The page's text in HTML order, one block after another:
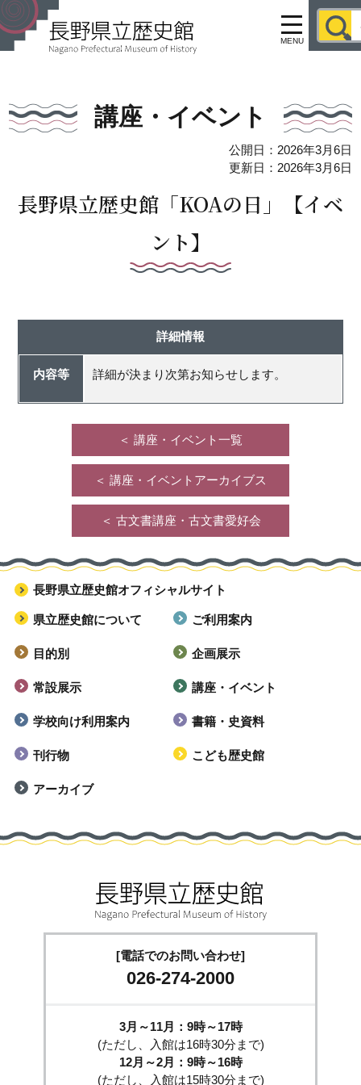
MENU
講座・イベント
公開日：2026年3月6日
更新日：2026年3月6日
長野県立歴史館「KOAの日」【イベ
ント】
詳細情報
内容等 詳細が決まり次第お知らせします。
＜ 講座・イベント一覧
＜ 講座・イベントアーカイブス
＜ 古文書講座・古文書愛好会
長野県立歴史館オフィシャルサイト
県立歴史館について ご利用案内
目的別 企画展示
常設展示 講座・イベント
学校向け利用案内 書籍・史資料
刊行物 こども歴史館
アーカイブ
[電話でのお問い合わせ]
026-274-2000
3月～11月：9時～17時
(ただし、入館は16時30分まで)
12月～2月：9時～16時
(ただし、入館は15時30分まで)